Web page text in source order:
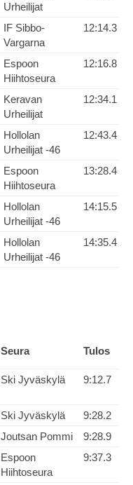
Urheilijat
IF Sibbo-
Vargarna
12:14.3
Espoon
Hiihtoseura
12:16.8
Keravan
Urheilijat
12:34.1
Hollolan
Urheilijat -46
12:43.4
Espoon
Hiihtoseura
13:28.4
Hollolan
Urheilijat -46
14:15.5
Hollolan
Urheilijat -46
14:35.4
Seura Tulos
Ski Jyväskylä 9:12.7
Ski Jyväskylä
9:28.2
Joutsan Pommi
9:28.9
Espoon
Hiihtoseura
9:37.3